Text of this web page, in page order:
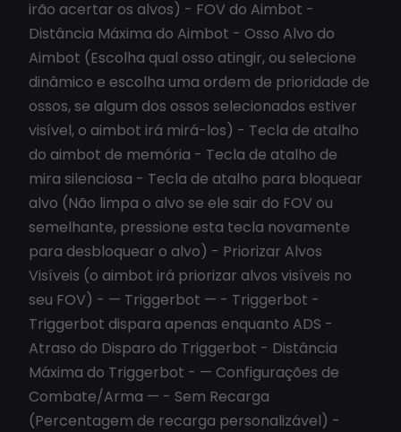
irão acertar os alvos) - FOV do Aimbot -
Distância Máxima do Aimbot - Osso Alvo do
Aimbot (Escolha qual osso atingir, ou selecione
dinâmico e escolha uma ordem de prioridade de
ossos, se algum dos ossos selecionados estiver
visível, o aimbot irá mirá-los) - Tecla de atalho
do aimbot de memória - Tecla de atalho de
mira silenciosa - Tecla de atalho para bloquear
alvo (Não limpa o alvo se ele sair do FOV ou
semelhante, pressione esta tecla novamente
para desbloquear o alvo) - Priorizar Alvos
Visíveis (o aimbot irá priorizar alvos visíveis no
seu FOV) - — Triggerbot — - Triggerbot -
Triggerbot dispara apenas enquanto ADS -
Atraso do Disparo do Triggerbot - Distância
Máxima do Triggerbot - — Configurações de
Combate/Arma — - Sem Recarga
(Percentagem de recarga personalizável) -